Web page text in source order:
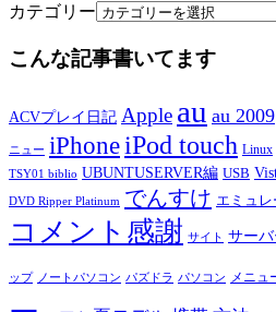
カテゴリー
こんな記事書いてます
ACVプレイ日記 Apple au au 2009
ニュー iPhoneiPod touch Linux
TSY01 biblio UBUNTUSERVER編 USB
DVD Ripper Platinum でんすけ エミュ
コメント感謝 サイト サー
ップ ノートパソコン パズドラ パソコン メニュ